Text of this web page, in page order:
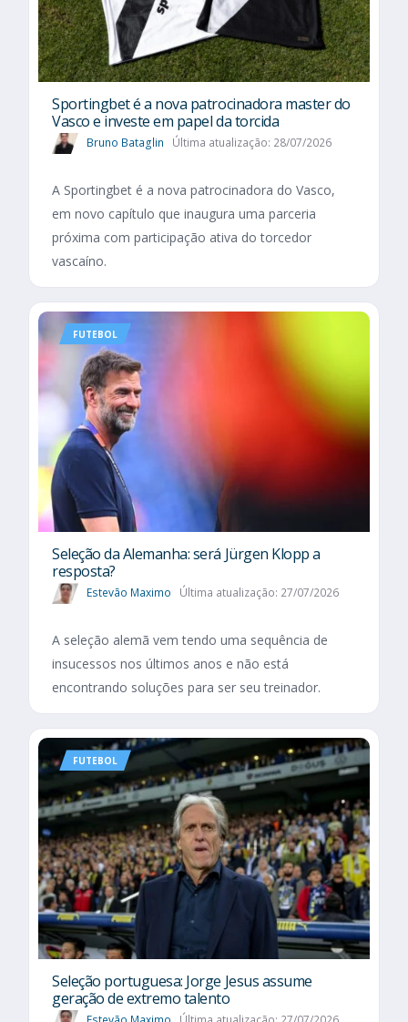
Sportingbet é a nova patrocinadora master do
Vasco e investe em papel da torcida
Bruno Bataglin Última atualização: 28/07/2026
A Sportingbet é a nova patrocinadora do Vasco,
em novo capítulo que inaugura uma parceria
próxima com participação ativa do torcedor
vascaíno.
FUTEBOL
Seleção da Alemanha: será Jürgen Klopp a
resposta?
Estevão Maximo Última atualização: 27/07/2026
A seleção alemã vem tendo uma sequência de
insucessos nos últimos anos e não está
encontrando soluções para ser seu treinador.
FUTEBOL
Seleção portuguesa: Jorge Jesus assume
geração de extremo talento